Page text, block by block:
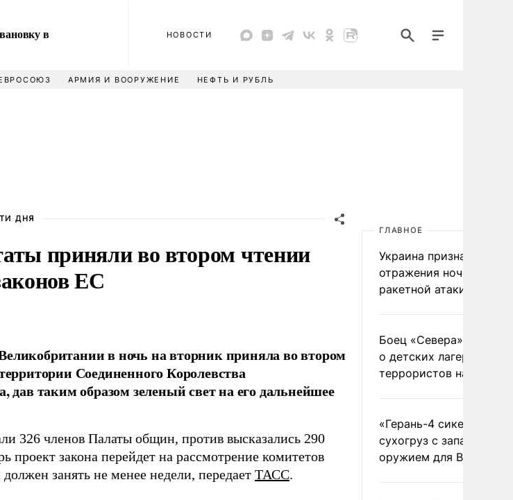
в
НОВОСТИ
АРМИЯ И ВООРУЖЕНИЕ НЕФТЬ И РУБЛЬ
ДНЯ
приняли во втором чтении
ЕС
в ночь на вторник приняла во втором
Соединенного Королевства
дав таким образом зеленый свет на его дальнейшее
326 членов Палаты общин, против высказались 290
проект закона перейдет на рассмотрение комитетов
занять не менее недели, передает ТАСС.
ГЛАВНОЕ
Украина признала
отражения ночной
ракетной атаки
Боец «Севера»
о детских лагерях
террористов на
«Герань-4 сикер»
сухогруз с западным
оружием для ВСУ